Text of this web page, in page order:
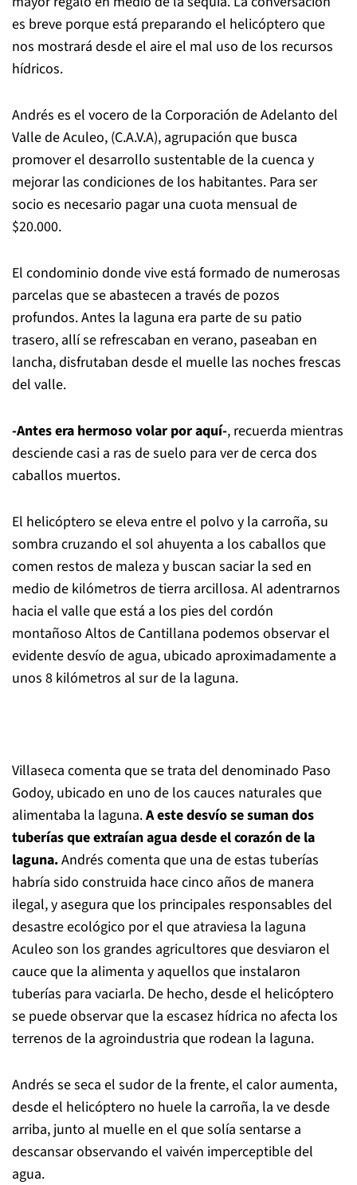
es breve porque está preparando el helicóptero que
nos mostrará desde el aire el mal uso de los recursos
hídricos.
Andrés es el vocero de la Corporación de Adelanto del
Valle de Aculeo, (C.A.V.A), agrupación que busca
promover el desarrollo sustentable de la cuenca y
mejorar las condiciones de los habitantes. Para ser
socio es necesario pagar una cuota mensual de
$20.000.
El condominio donde vive está formado de numerosas
parcelas que se abastecen a través de pozos
profundos. Antes la laguna era parte de su patio
trasero, allí se refrescaban en verano, paseaban en
lancha, disfrutaban desde el muelle las noches frescas
del valle.
-Antes era hermoso volar por aquí-, recuerda mientras
desciende casi a ras de suelo para ver de cerca dos
caballos muertos.
El helicóptero se eleva entre el polvo y la carroña, su
sombra cruzando el sol ahuyenta a los caballos que
comen restos de maleza y buscan saciar la sed en
medio de kilómetros de tierra arcillosa. Al adentrarnos
hacia el valle que está a los pies del cordón
montañoso Altos de Cantillana podemos observar el
evidente desvío de agua, ubicado aproximadamente a
unos 8 kilómetros al sur de la laguna.
Villaseca comenta que se trata del denominado Paso
Godoy, ubicado en uno de los cauces naturales que
alimentaba la laguna.A este desvío se suman dos
tuberías que extraían agua desde el corazón de la
laguna.Andrés comenta que una de estas tuberías
habría sido construida hace cinco años de manera
ilegal, y asegura que los principales responsables del
desastre ecológico por el que atraviesa la laguna
Aculeo son los grandes agricultores que desviaron el
cauce que la alimenta y aquellos que instalaron
tuberías para vaciarla. De hecho, desde el helicóptero
se puede observar que la escasez hídrica no afecta los
terrenos de la agroindustria que rodean la laguna.
Andrés se seca el sudor de la frente, el calor aumenta,
desde el helicóptero no huele la carroña, la ve desde
arriba, junto al muelle en el que solía sentarse a
descansar observando el vaivén imperceptible del
agua.